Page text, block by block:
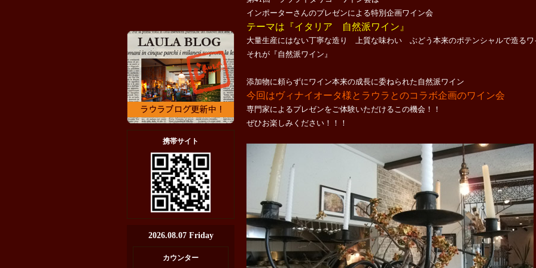
インポーターさんのプレゼンによる特別企画ワイン会
テーマは『イタリア 自然派ワイン』
大量生産にはない丁寧な造り 上質な味わい ぶどう本来のポテンシャルで造るワ
それが『自然派ワイン』
添加物に頼らずにワイン本来の成長に委ねられた自然派ワイン
今回はヴィナイオータ様とラウラとのコラボ企画のワイン会
専門家によるプレゼンをご体験いただけるこの機会！！
ぜひお楽しみください！！！
携帯サイト
2026.08.07 Friday
カウンター